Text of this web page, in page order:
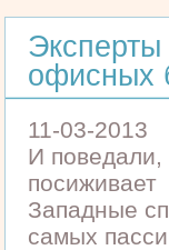
офисных
11-03-2013
И поведали,
посиживает
Западные
самых